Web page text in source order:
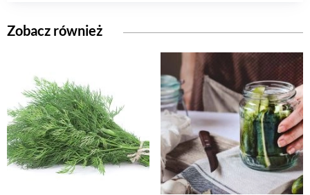
Zobacz również